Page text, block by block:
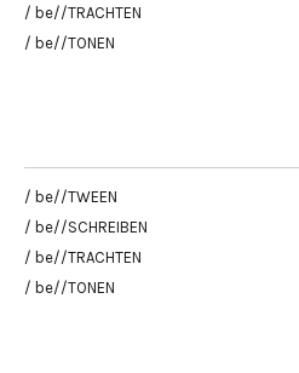
/ be//TRACHTEN
/ be//TONEN
/ be//TWEEN
/ be//SCHREIBEN
/ be//TRACHTEN
/ be//TONEN